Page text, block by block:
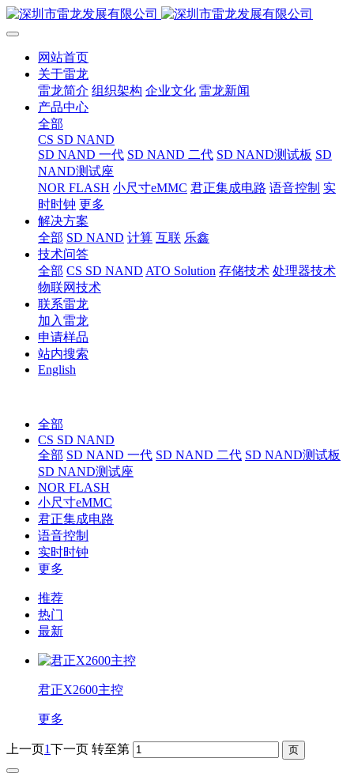
网站首页
关于雷龙
雷龙简介 组织架构 企业文化 雷龙新闻
产品中心
全部
CS SD NAND
SD NAND 一代 SD NAND 二代 SD NAND测试板 SD
NAND测试座
NOR FLASH 小尺寸eMMC 君正集成电路 语音控制 实
时时钟 更多
解决方案
全部 SD NAND 计算 互联 乐鑫
技术问答
全部 CS SD NAND ATO Solution 存储技术 处理器技术
物联网技术
联系雷龙
加入雷龙
申请样品
站内搜索
English
全部
CS SD NAND
全部 SD NAND 一代 SD NAND 二代 SD NAND测试板
SD NAND测试座
NOR FLASH
小尺寸eMMC
君正集成电路
语音控制
实时时钟
更多
推荐
热门
最新
君正X2600主控
更多
上一页1下一页 转至第